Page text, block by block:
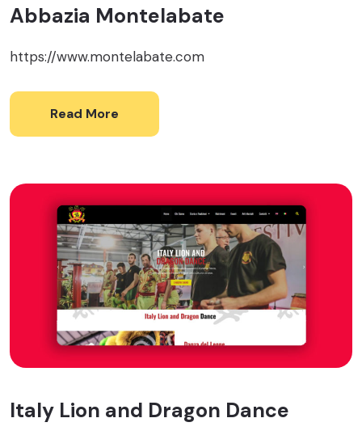
Abbazia Montelabate
https://www.montelabate.com
Read More
Italy Lion and Dragon Dance